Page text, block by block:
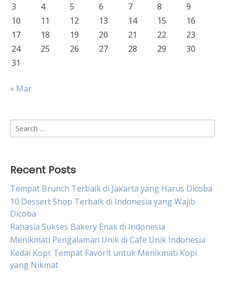
3 4 5 6 7 8
9
10
11 12 13 14 15
16
17
18 19 20 21 22
23
24
25 26 27 28 29
30
31
« Mar
Search
for:
Recent Posts
Tempat Brunch Terbaik di Jakarta yang Harus Dicoba
10 Dessert Shop Terbaik di Indonesia yang Wajib
Dicoba
Rahasia Sukses Bakery Enak di Indonesia
Menikmati Pengalaman Unik di Cafe Unik Indonesia
Kedai Kopi: Tempat Favorit untuk Menikmati Kopi
yang Nikmat